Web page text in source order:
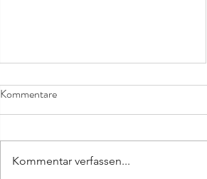
Kommentare
Kommentar verfassen...